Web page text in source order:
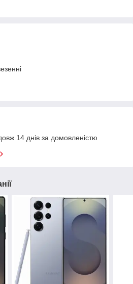
14 днів за домовленістю